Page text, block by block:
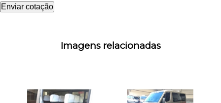
Enviar cotação
Imagens relacionadas